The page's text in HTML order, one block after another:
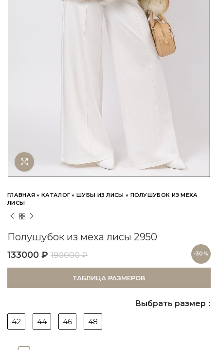
Нажмите чтобы увеличить
ГЛАВНАЯ »КАТАЛОГ »ШУБЫ ИЗ ЛИСЫ » ПОЛУШУБОК ИЗ МЕХА
ЛИСЫ
Полушубок из меха лисы 2950
133000 ₽ 190000₽ -30%
ТАБЛИЦА РАЗМЕРОВ
Выбрать размер
42
44 46 48